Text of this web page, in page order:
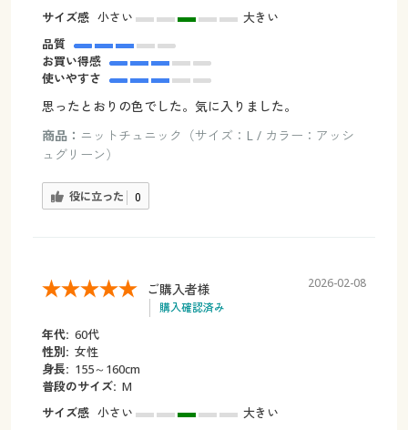
サイズ感 小さい
大きい
品質
お買い得感
使いやすさ
思ったとおりの色でした。気に入りました。
商品： ニットチュニック（サイズ：L / カラー：アッシ
ュグリーン）
役に立った 0
ご購入者様
購入確認済み
2026-02-08
年代: 60代
性別: 女性
身長: 155～160cm
普段のサイズ: M
サイズ感 小さい
大きい